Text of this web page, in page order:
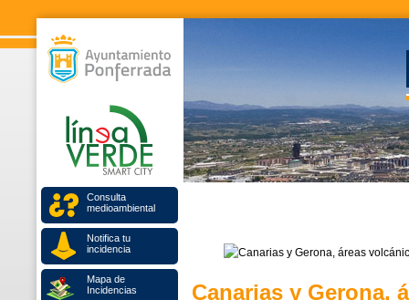
Consulta
medioambiental
Notifica tu
incidencia
Mapa de
Incidencias
Canarias y Gerona,